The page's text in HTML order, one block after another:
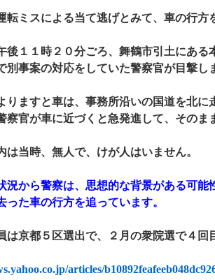
ミスによる当て逃げとみて、車の行方
１１時２０分ごろ、舞鶴市引土にある
別事案の対応をしていた警察官が目撃し
ますと車は、事務所沿いの国道を北に
察官が車に近づくと急発進して、そのま
当時、無人で、けが人はいません。
から警察は、思想的な背景がある可能
った車の行方を追っています。
京都５区選出で、２月の衆院選で４回
articles/